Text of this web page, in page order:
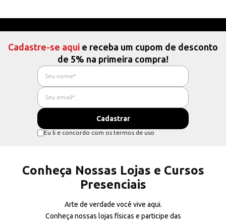
Cadastre-se aqui e receba um cupom de desconto
de 5% na primeira compra!
Eu li e concordo com os termos de uso
Conheça Nossas Lojas e Cursos
Presenciais
Arte de verdade você vive aqui.
Conheça nossas lojas físicas e participe das